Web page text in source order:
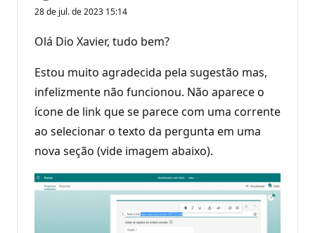
28 de jul. de 2023 15:14
Olá Dio Xavier, tudo bem?
Estou muito agradecida pela sugestão mas,
infelizmente não funcionou. Não aparece o
ícone de link que se parece com uma corrente
ao selecionar o texto da pergunta em uma
nova seção (vide imagem abaixo).